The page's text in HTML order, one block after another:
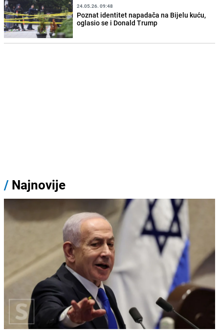
24.05.26. 09:48
Poznat identitet napadača na Bijelu kuću,
oglasio se i Donald Trump
/ Najnovije